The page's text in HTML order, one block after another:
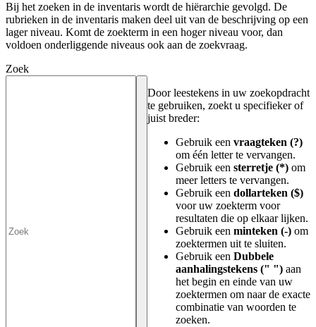
Bij het zoeken in de inventaris wordt de hiërarchie gevolgd. De
rubrieken in de inventaris maken deel uit van de beschrijving op een
lager niveau. Komt de zoekterm in een hoger niveau voor, dan
voldoen onderliggende niveaus ook aan de zoekvraag.
Zoek
Door leestekens in uw zoekopdracht
te gebruiken, zoekt u specifieker of
juist breder:
Gebruik een vraagteken (?)
om één letter te vervangen.
Gebruik een sterretje (*) om
meer letters te vervangen.
Gebruik een dollarteken ($)
voor uw zoekterm voor
resultaten die op elkaar lijken.
Gebruik een minteken (-) om
zoektermen uit te sluiten.
Gebruik een Dubbele
aanhalingstekens (" ") aan
het begin en einde van uw
zoektermen om naar de exacte
combinatie van woorden te
zoeken.